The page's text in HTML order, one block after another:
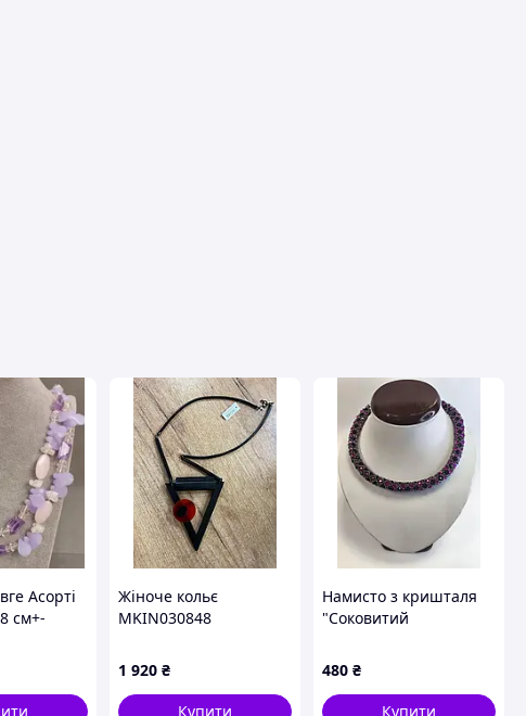
Асорті
см+-
Жіноче кольє
MKIN030848
1 920 ₴
Купити
Намисто з кришталя
"Соковитий
45см + 5см
подовжувач)
480 ₴
Купити